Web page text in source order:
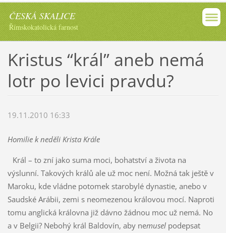
ČESKÁ SKALICE
Římskokatolická farnost
Kristus “král” aneb nemá
lotr po levici pravdu?
19.11.2010 16:33
Homilie k neděli Krista Krále
Král – to zní jako suma moci, bohatství a života na
výslunní. Takových králů ale už moc není. Možná tak ještě v
Maroku, kde vládne potomek starobylé dynastie, anebo v
Saudské Arábii, zemi s neomezenou královou mocí. Naproti
tomu anglická královna již dávno žádnou moc už nemá. No
a v Belgii? Nebohý král Baldovín, aby nemuselpodepsat